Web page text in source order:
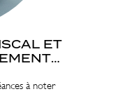
ET
à noter